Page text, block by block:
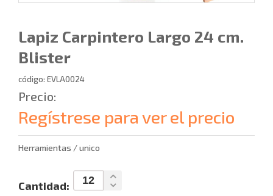
Lapiz Carpintero Largo 24 cm.
Blister
código: EVLA0024
Precio:
Regístrese para ver el precio
Herramientas / unico
Cantidad: